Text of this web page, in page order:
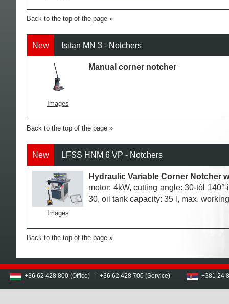
Back to the top of the page
New Isitan MN 3 - Notchers
Images
Manual corner notcher
Back to the top of the page
New LFSS HNM 6 VP - Notchers
Images
Hydraulic Variable Corner Notcher
motor: 4kW, cutting angle: 30-tól
30, oil tank capacity: 35 l, max.
Back to the top of the page
+36 62 428 800 (Office) | +36 62 428 700 (Service) +381 24